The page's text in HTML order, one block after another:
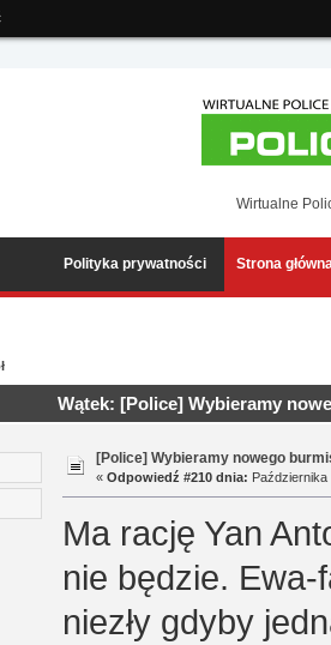
in
Wirtualne
Polityka prywatności Strona
Wątek: [Police] Wybieramy
[Police] Wybieramy nowego
« Odpowiedź #210 dnia: Października
Ma rację Yan
nie będzie. Ewa-
niezły gdyby